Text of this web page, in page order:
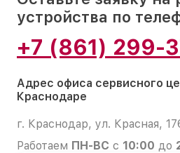
устройства по
+7 (861) 299-
Адрес офиса сервисного
Краснодаре
г. Краснодар, ул. Красная,
Работаем ПН-ВС с 10:00 до